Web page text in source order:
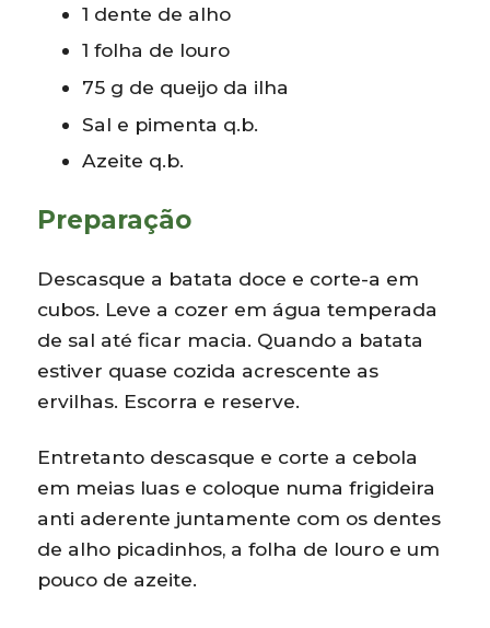
1 dente de alho
1 folha de louro
75 g de queijo da ilha
Sal e pimenta q.b.
Azeite q.b.
Preparação
Descasque a batata doce e corte-a em
cubos. Leve a cozer em água temperada
de sal até ficar macia. Quando a batata
estiver quase cozida acrescente as
ervilhas. Escorra e reserve.
Entretanto descasque e corte a cebola
em meias luas e coloque numa frigideira
anti aderente juntamente com os dentes
de alho picadinhos, a folha de louro e um
pouco de azeite.